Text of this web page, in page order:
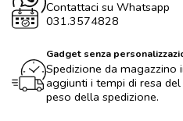
Contattaci su Whatsapp
031.3574828
Gadget senza
Spedizione da
aggiunti i tempi di resa
peso della spedizione.